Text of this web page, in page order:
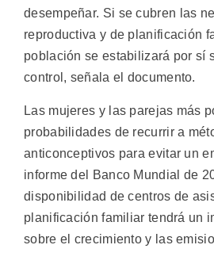
desempeñar. Si se cubren las
reproductiva y de planificación
población se estabilizará por sí
control, señala el documento.
Las mujeres y las parejas más
probabilidades de recurrir a
anticonceptivos para evitar un
informe del Banco Mundial de
disponibilidad de centros de
planificación familiar tendrá un
sobre el crecimiento y las